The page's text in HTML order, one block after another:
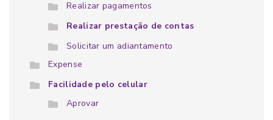
Realizar pagamentos
Realizar prestação de contas
Solicitar um adiantamento
Expense
Facilidade pelo celular
Aprovar